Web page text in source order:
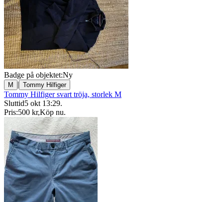
Badge på objektet:Ny
M | Tommy Hilfiger
Tommy Hilfiger svart tröja, storlek M
Sluttid5 okt 13:29.
Pris:500 kr,Köp nu.